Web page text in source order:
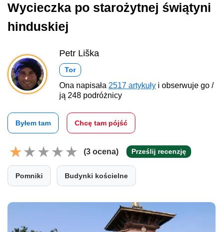
Wycieczka po starożytnej świątyni
hinduskiej
Petr Liška
Tor
Ona napisała 2517 artykuły i obserwuje go /
ją 248 podróżnicy
Byłem tam Chcę tam pójść
(3 ocena) Prześlij recenzję
Pomniki Budynki kościelne